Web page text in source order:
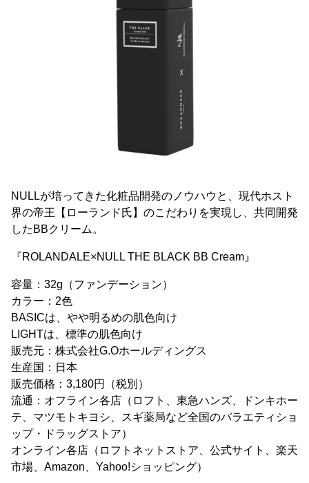
NULLが培ってきた化粧品開発のノウハウと、現代ホスト
界の帝王【ローランド氏】のこだわりを実現し、共同開発
したBBクリーム。
『ROLANDALE×NULL THE BLACK BB Cream』
容量：32g（ファンデーション）
カラー：2色
BASICは、やや明るめの肌色向け
LIGHTは、標準の肌色向け
販売元：株式会社G.Oホールディングス
生産国：日本
販売価格：3,180円（税別）
流通：オフライン各店（ロフト、東急ハンズ、ドンキホー
テ、マツモトキヨシ、スギ薬局など全国のバラエティショ
ップ・ドラッグストア）
オンライン各店（ロフトネットストア、公式サイト、楽天
市場、Amazon、Yahoo!ショッピング）